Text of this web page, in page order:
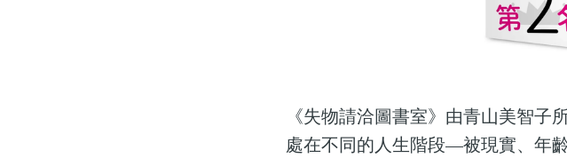
《失物請洽圖書室》由青山美智
處在不同的人生階段—被現實、年